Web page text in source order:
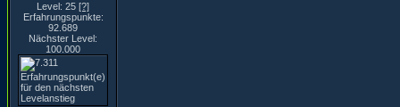
Level: 25 [?]
Erfahrungspunkte:
92.689
Nächster Level:
100.000